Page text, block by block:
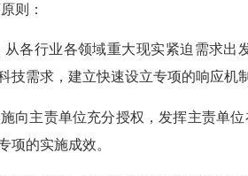
则：
业各领域重大现实紧迫需求出
需求，建立快速设立专项的响应机制
责单位充分授权，发挥主责单位
项的实施成效。